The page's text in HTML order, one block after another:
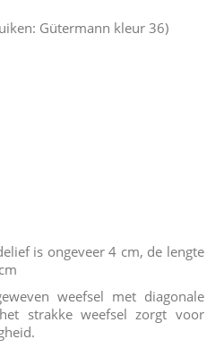
Gütermann kleur 36)
is ongeveer 4 cm, de lengte
weefsel met diagonale
strakke weefsel zorgt voor